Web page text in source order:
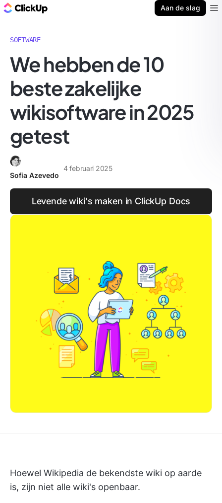
Aan de slag
SOFTWARE
We hebben de 10
beste zakelijke
wikisoftware in 2025
getest
Sofia Azevedo
4 februari 2025
Levende wiki's maken in ClickUp Docs
Hoewel Wikipedia de bekendste wiki op aarde
is, zijn niet alle wiki's openbaar.